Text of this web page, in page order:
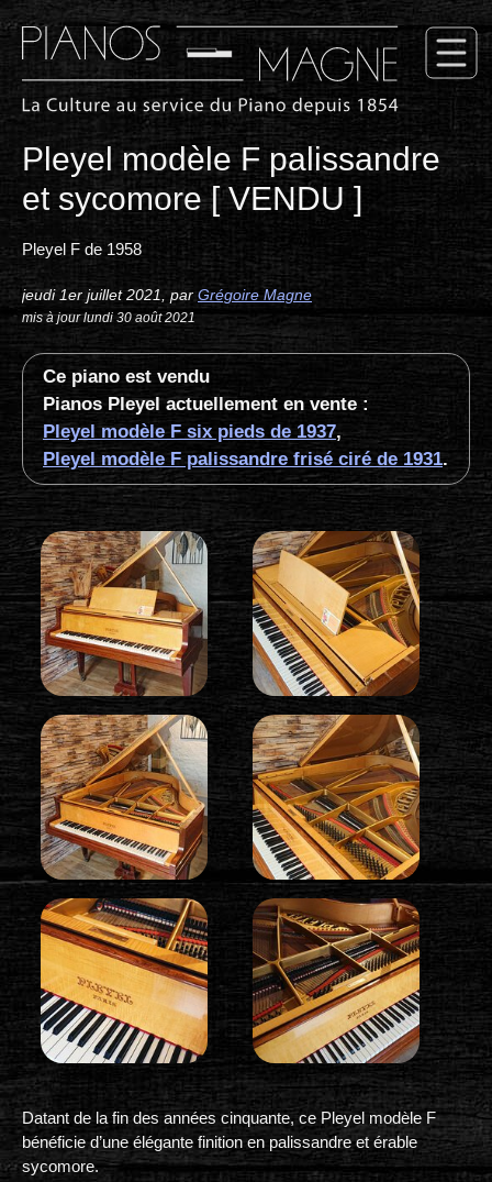
Pleyel modèle F palissandre
et sycomore [ VENDU ]
Pleyel F de 1958
jeudi 1er juillet 2021 , par Grégoire Magne
mis à jour lundi 30 août 2021
Ce piano est vendu
Pianos Pleyel actuellement en vente :
Pleyel modèle F six pieds de 1937,
Pleyel modèle F palissandre frisé ciré de 1931.
Datant de la fin des années cinquante, ce Pleyel modèle F
bénéficie d’une élégante finition en palissandre et érable
sycomore.